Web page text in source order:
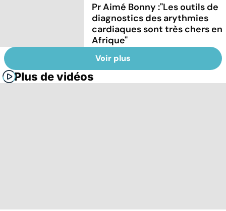
Pr Aimé Bonny :"Les outils de
diagnostics des arythmies
cardiaques sont très chers en
Afrique"
Voir plus
Plus de vidéos